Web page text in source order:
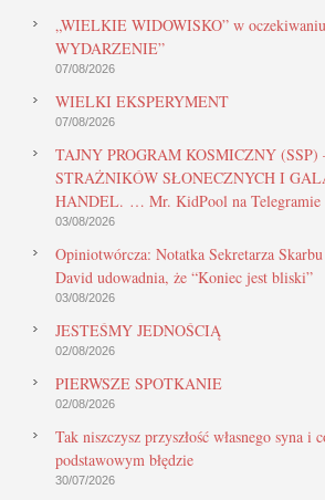
„WIELKIE WIDOWISKO” w
WYDARZENIE”
07/08/2026
WIELKI EKSPERYMENT
07/08/2026
TAJNY PROGRAM KOSMICZNY
STRAŻNIKÓW SŁONECZNYCH I
HANDEL. … Mr. KidPool na Telegramie
03/08/2026
Opiniotwórcza: Notatka Sekretarza
David udowadnia, że “Koniec jest bliski”
03/08/2026
JESTEŚMY JEDNOŚCIĄ
02/08/2026
PIERWSZE SPOTKANIE
02/08/2026
Tak niszczysz przyszłość własnego syna
podstawowym błędzie
30/07/2026